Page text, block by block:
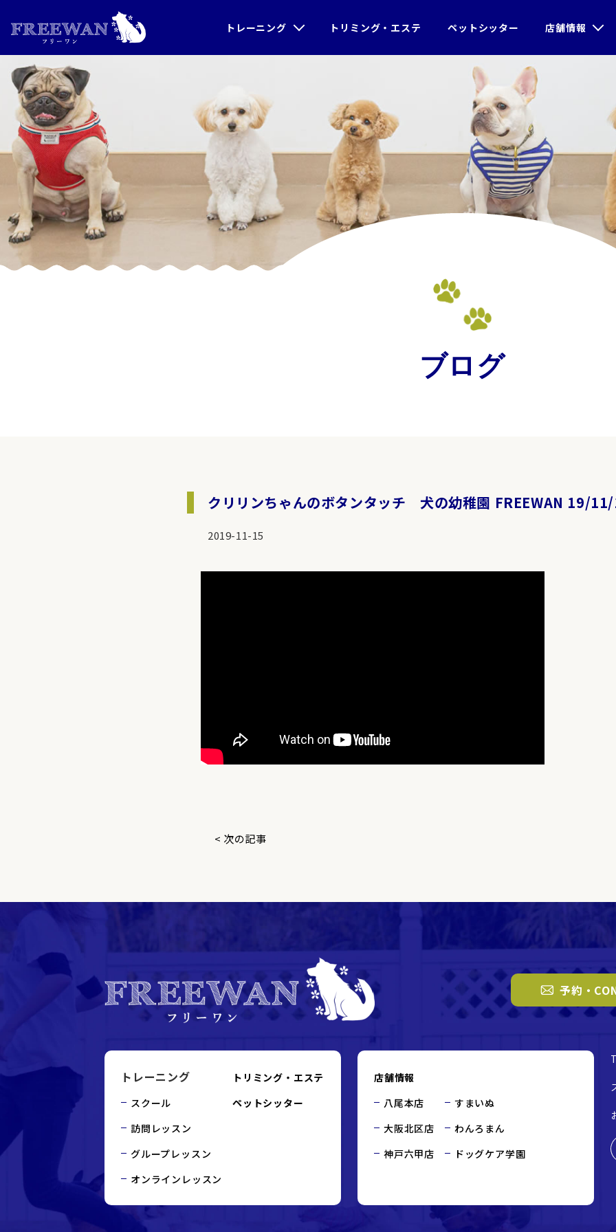
トレーニング トリミング・エステ ペットシッター 店舗情報
＞クリリンちゃんの
ブログ
クリリンちゃんのボタンタッチ 犬の幼稚園 FREEWAN 19/
2019-11-15
< 次の記事
予約・
トレーニング
スクール
訪問レッスン
グループレッスン
オンラインレッスン
トリミング・エステ
ペットシッター
店舗情報
八尾本店
大阪北区店
神戸六甲店
すまいぬ
わんろまん
ドッグケア学園